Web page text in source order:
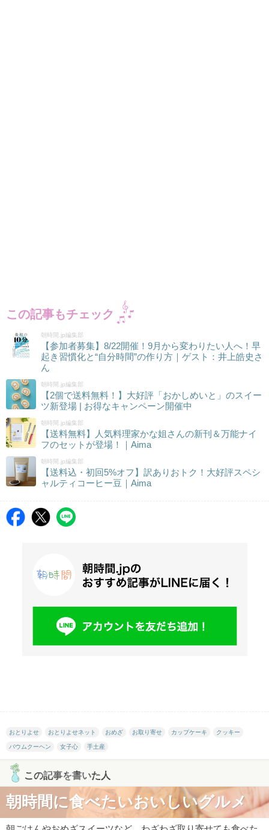
この記事もチェック
朝時間.jp編集部
【参加者募集】8/22開催！9月から変わりたい人へ！早
起き習慣化と“自分時間”の作り方｜ゲスト：井上皓史さ
ん
朝時間.jp編集部
【2個で送料無料！】大好評「おかしめいと」のスイー
ツ新登場 | お得なキャンペーン開催中
朝時間.jp編集部
【送料無料】人気料理家かな姐さんの新刊＆万能ナイ
フのセットが登場！｜Aima
朝時間.jp編集部
【送料込・初回5%オフ】訳ありおトク！大好評スペシ
ャルティコーヒー豆｜Aima
おとりよせ おとりよせネット おめざ お取り寄せ カップケーキ クッキー
バウムクーヘン 女子心 手土産
この記事を書いた人
朝時間に食べたいおいしいグルメ